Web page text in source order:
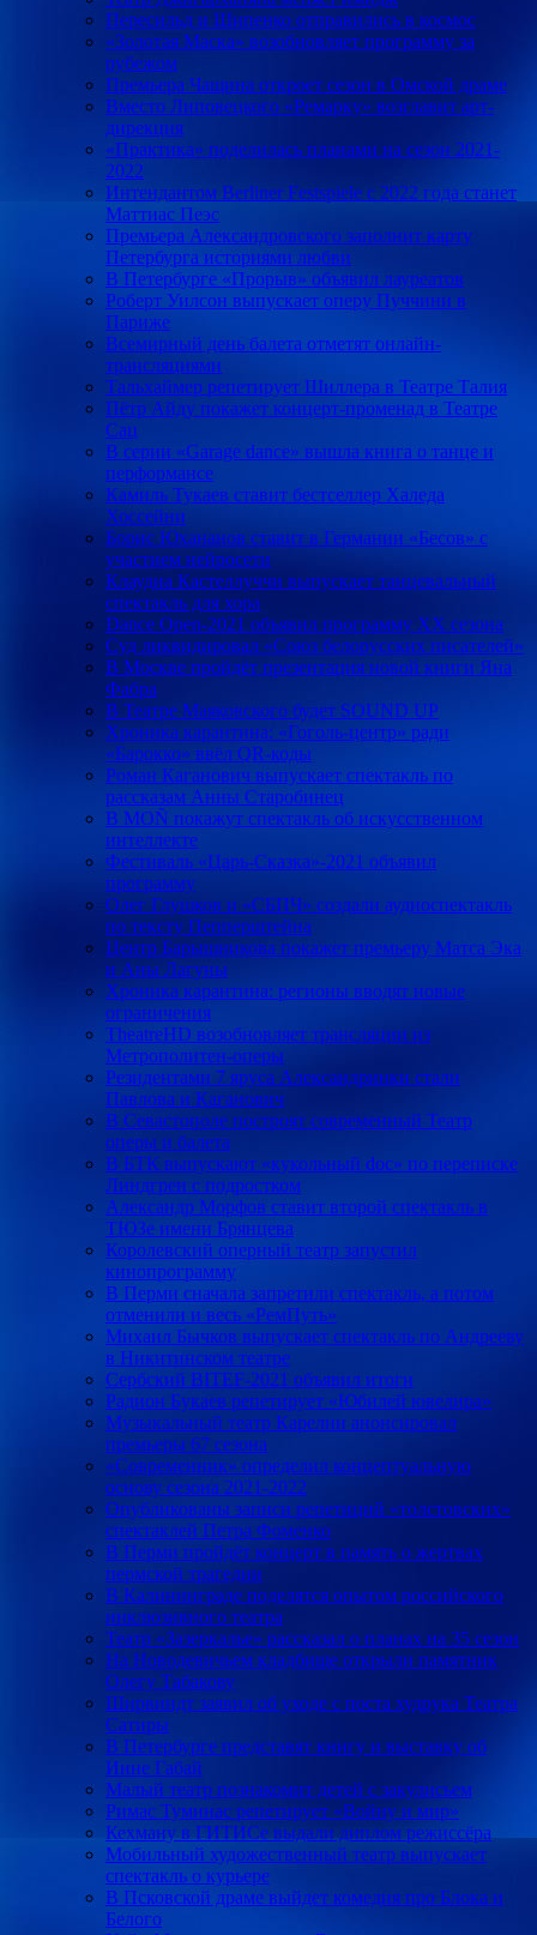
Пересильд и Шипенко отправились в космос
«Золотая Маска» возобновляет программу за
рубежом
Премьера Чащина откроет сезон в Омской драме
Вместо Липовецкого «Ремарку» возглавит арт-
дирекция
«Практика» поделилась планами на сезон 2021-
2022
Интендантом Berliner Festspiele с 2022 года станет
Маттиас Пеэс
Премьера Александровского заполнит карту
Петербурга историями любви
В Петербурге «Прорыв» объявил лауреатов
Роберт Уилсон выпускает оперу Пуччини в
Париже
Всемирный день балета отметят онлайн-
трансляциями
Тальхаймер репетирует Шиллера в Театре Талия
Пётр Айду покажет концерт-променад в Театре
Сац
В серии «Garage dance» вышла книга о танце и
перформансе
Камиль Тукаев ставит бестселлер Халеда
Хоссейни
Борис Юхананов ставит в Германии «Бесов» с
участием нейросети
Клаудиа Кастеллуччи выпускает танцевальный
спектакль для хора
Dance Open-2021 объявил программу ХХ сезона
Суд ликвидировал «Союз белорусских писателей»
В Москве пройдёт презентация новой книги Яна
Фабра
В Театре Маяковского будет SOUND UP
Хроника карантина: «Гоголь-центр» ради
«Барокко» ввёл QR-коды
Роман Каганович выпускает спектакль по
рассказам Анны Старобинец
В MOÑ покажут спектакль об искусственном
интеллекте
Фестиваль «Царь-Сказка»-2021 объявил
программу
Олег Глушков и «СБПЧ» создали аудиоспектакль
по тексту Пепперштейна
Центр Барышникова покажет премьеру Матса Эка
и Аны Лагуны
Хроника карантина: регионы вводят новые
ограничения
TheatreHD возобновляет трансляции из
Метрополитен-оперы
Резидентами 7 яруса Александринки стали
Павлова и Каганович
В Севастополе построят современный Театр
оперы и балета
В БТК выпускают «кукольный doc» по переписке
Линдгрен с подростком
Александр Морфов ставит второй спектакль в
ТЮЗе имени Брянцева
Королевский оперный театр запустил
кинопрограмму
В Перми сначала запретили спектакль, а потом
отменили и весь «РемПуть»
Михаил Бычков выпускает спектакль по Андрееву
в Никитинском театре
Сербский BITEF-2021 объявил итоги
Радион Букаев репетирует «Юбилей ювелира»
Музыкальный театр Карелии анонсировал
премьеры 67 сезона
«Современник» определил концептуальную
основу сезона 2021-2022
Опубликованы записи репетиций «толстовских»
спектаклей Петра Фоменко
В Перми пройдёт концерт в память о жертвах
пермской трагедии
В Калининграде поделятся опытом российского
инклюзивного театра
Театр «Зазеркалье» рассказал о планах на 35 сезон
На Новодевичьем кладбище открыли памятник
Олегу Табакову
Ширвиндт заявил об уходе с поста худрука Театра
Сатиры
В Петербурге представят книгу и выставку об
Инне Габай
Малый театр познакомит детей с закулисьем
Римас Туминас репетирует «Войну и мир»
Кехману в ГИТИСе выдали диплом режиссёра
Мобильный художественный театр выпускает
спектакль о курьере
В Псковской драме выйдет комедия про Блока и
Белого